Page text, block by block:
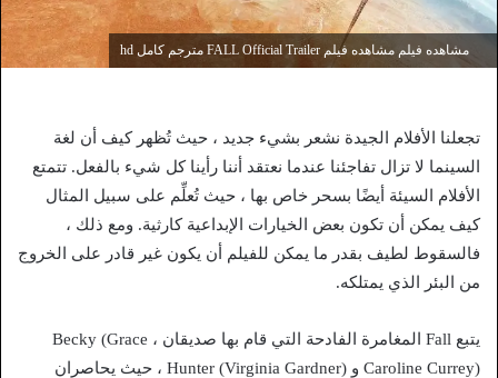
مشاهده فيلم مشاهده فيلم FALL Official Trailer مترجم كامل hd
تجعلنا الأفلام الجيدة نشعر بشيء جديد ، حيث تُظهر كيف أن لغة
السينما لا تزال تفاجئنا عندما نعتقد أننا رأينا كل شيء بالفعل. تتمتع
الأفلام السيئة أيضًا بسحر خاص بها ، حيث تُعلِّم على سبيل المثال
كيف يمكن أن تكون بعض الخيارات الإبداعية كارثية. ومع ذلك ،
فالسقوط لطيف بقدر ما يمكن للفيلم أن يكون غير قادر على الخروج
من البئر الذي يمتلكه.
يتبع Fall المغامرة الفادحة التي قام بها صديقان ، Becky (Grace
Caroline Currey) و Hunter (Virginia Gardner) ، حيث يحاصران